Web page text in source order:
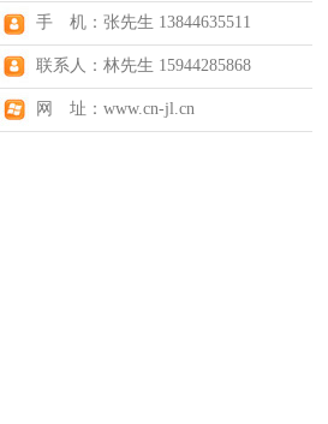
手 机：张先生 13844635511
联系人：林先生 15944285868
网 址：www.cn-jl.cn